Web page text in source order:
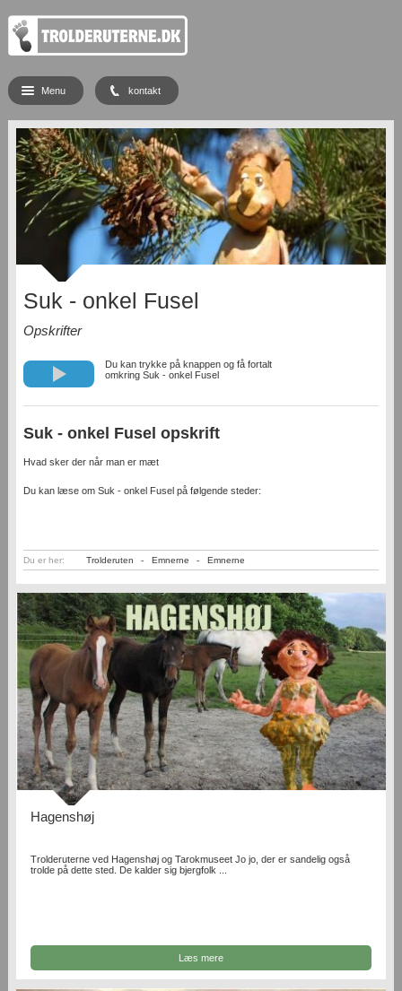
Suk - onkel Fusel
Opskrifter
Du kan trykke på knappen og få fortalt
omkring Suk - onkel Fusel
Suk - onkel Fusel opskrift
Hvad sker der når man er mæt
Du kan læse om Suk - onkel Fusel på følgende steder:
Du er her: Trolderuten - Emnerne - Emnerne
Hagenshøj
Trolderuterne ved Hagenshøj og Tarokmuseet Jo jo, der er sandelig også
trolde på dette sted. De kalder sig bjergfolk ...
Læs mere
Menu kontakt